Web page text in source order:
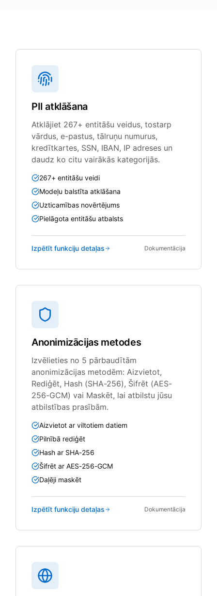
PII atklāšana
Atklājiet 267+ entitāšu veidus, tostarp
vārdus, e-pastus, tālruņu numurus,
kredītkartes, SSN, IBAN, IP adreses un
daudz ko citu vairākās kategorijās.
267+ entitāšu veidi
Modeļu balstīta atklāšana
Uzticamības novērtējums
Pielāgota entitāšu atbalsts
Izpētīt funkciju detaļas Dokumentācija
Anonimizācijas metodes
Izvēlieties no 5 pārbaudītām
anonimizācijas metodēm: Aizvietot,
Rediģēt, Hash (SHA-256), Šifrēt (AES-
256-GCM) vai Maskēt, lai atbilstu jūsu
atbilstības prasībām.
Aizvietot ar viltotiem datiem
Pilnībā rediģēt
Hash ar SHA-256
Šifrēt ar AES-256-GCM
Daļēji maskēt
Izpētīt funkciju detaļas Dokumentācija